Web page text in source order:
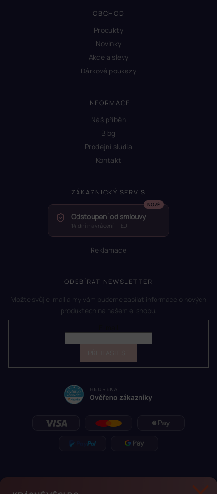
OBCHOD
Produkty
Novinky
Akce a slevy
Dárkové poukazy
INFORMACE
Náš příběh
Blog
Prodejní sludia
Kontakt
ZÁKAZNICKÝ SERVIS
Odstoupení od smlouvy
14 dní na vrácení — EU
Reklamace
ODEBÍRAT NEWSLETTER
Vložte svůj e-mail a my vám budeme zasílat informace o nových
produktech na našem e-shopu.